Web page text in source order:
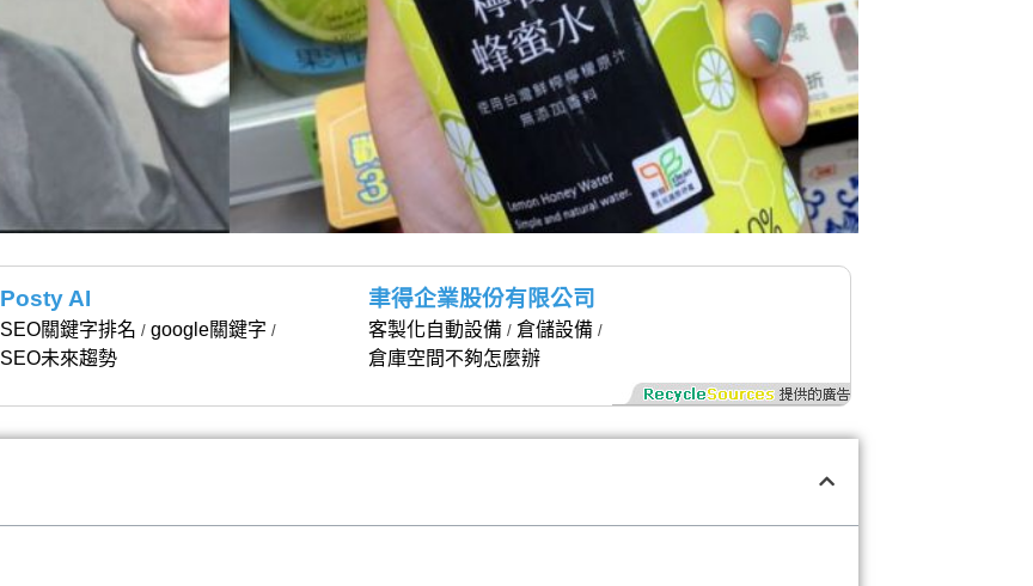
Posty AI
SEO關鍵字排名 /google關鍵字 /
SEO未來趨勢
聿得企業股份有限公司
客製化自動設備/ 倉儲設備/
倉庫空間不夠怎麼辦